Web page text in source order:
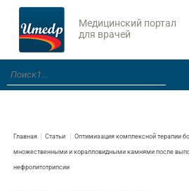
Медицинский портал
для врачей
Главная Статьи Оптимизация комплексной терапии
множественными и коралловидными камнями после
нефролитотрипсии